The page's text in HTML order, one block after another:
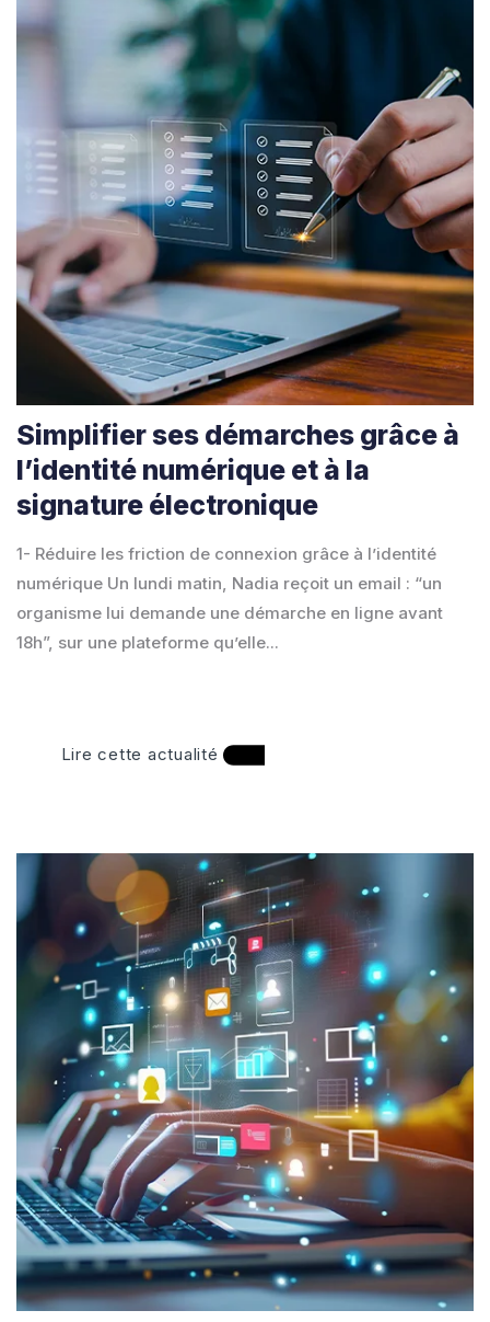
Simplifier ses démarches grâce à
l’identité numérique et à la
signature électronique
1- Réduire les friction de connexion grâce à l’identité
numérique Un lundi matin, Nadia reçoit un email : “un
organisme lui demande une démarche en ligne avant
18h”, sur une plateforme qu’elle...
Lire cette actualité